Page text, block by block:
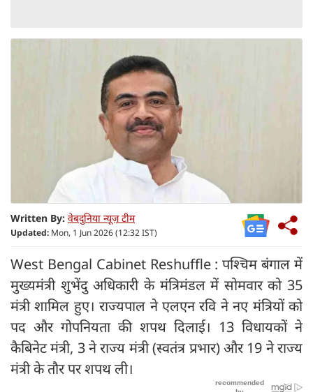
Written By: वेबदुनिया न्यूज़ टीम
Updated: Mon, 1 Jun 2026 (12:32 IST)
West Bengal Cabinet Reshuffle : पश्चिम बंगाल में
मुख्यमंत्री शुभेंदु अधिकारी के मंत्रिमंडल में सोमवार को 35
मंत्री शामिल हुए। राज्यपाल ने एलएन रवि ने नए मंत्रियों को
पद और गोपनियता की शपथ दिलाई। 13 विधायकों ने
कैबिनेट मंत्री, 3 ने राज्य मंत्री (स्वतंत्र प्रभार) और 19 ने राज्य
मंत्री के तौर पर शपथ ली।